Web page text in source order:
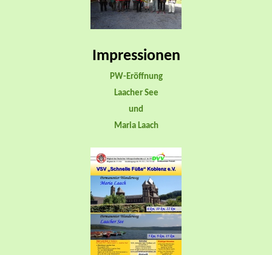
Impressionen
PW-Eröffnung
Laacher See
und
Maria Laach